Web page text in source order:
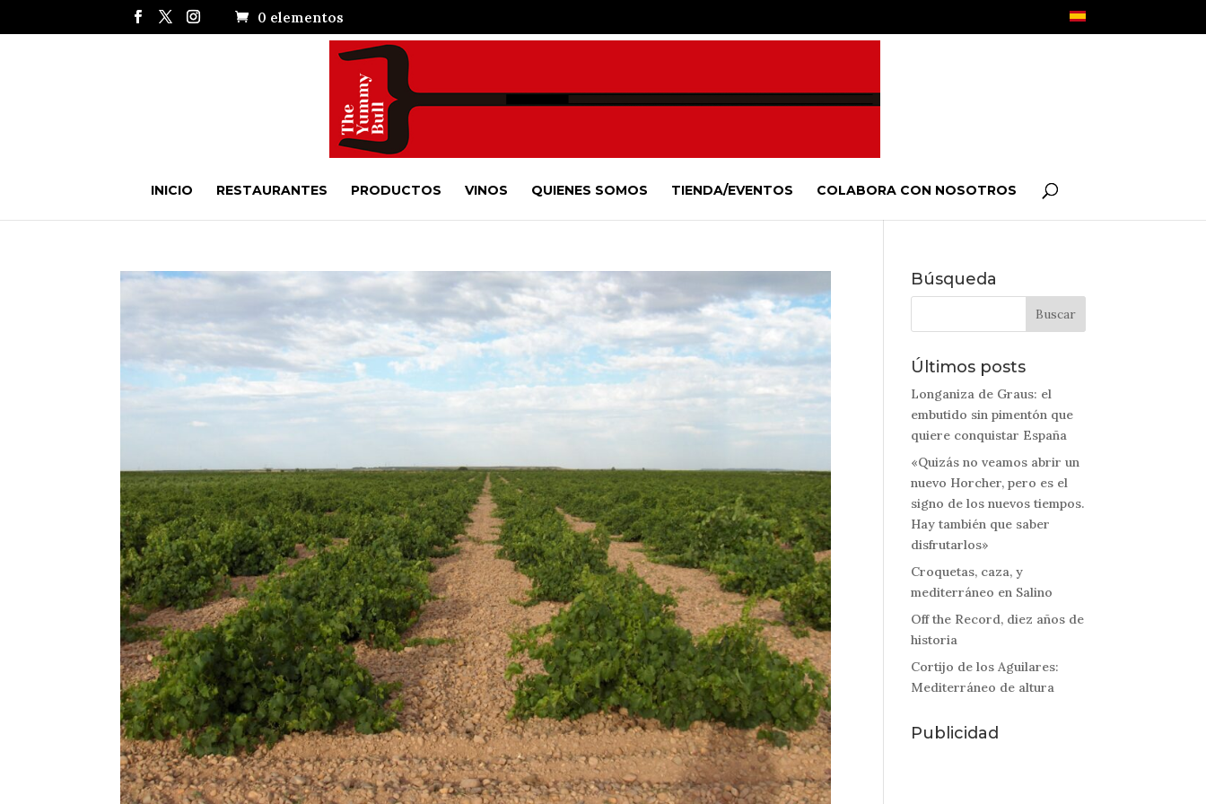
0 elementos
INICIO RESTAURANTES PRODUCTOS VINOS QUIENES SOMOS TIENDA/EVENTOS COLABORA CON NOSOTROS
Búsqueda
Últimos posts
Longaniza de Graus: el
embutido sin pimentón que
quiere conquistar España
«Quizás no veamos abrir un
nuevo Horcher, pero es el
signo de los nuevos tiempos.
Hay también que saber
disfrutarlos»
Croquetas, caza, y
mediterráneo en Salino
Off the Record, diez años de
historia
Cortijo de los Aguilares:
Mediterráneo de altura
Publicidad